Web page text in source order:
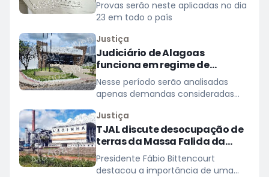
Provas serão neste aplicadas no dia
23 em todo o país
Justiça
Judiciário de Alagoas
funciona em regime de
plantão nos dias 10 e 11 de
agosto
Nesse período serão analisadas
apenas demandas consideradas
processuais retornam na quarta
(12)
Justiça
TJAL discute desocupação de
terras da Massa Falida da
Laginha
Presidente Fábio Bittencourt
destacou a importância de uma